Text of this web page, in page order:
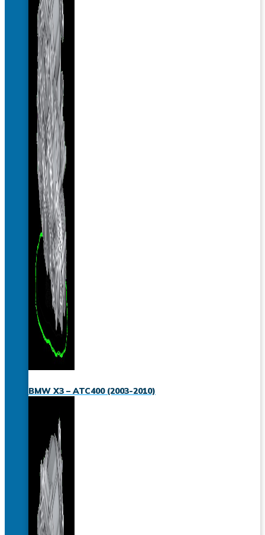
BMW X3 – ATC400 (2003-2010)